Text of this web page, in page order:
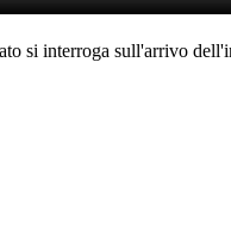
si interroga sull'arrivo